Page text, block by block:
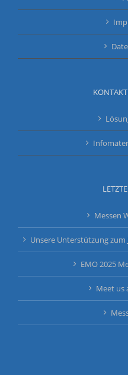
Unsere Unterstützung
EMO 2025
Meet us